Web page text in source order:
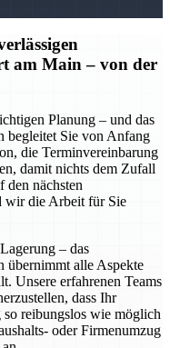
am Main – von der
Planung – und das
begleitet Sie von Anfang
die Terminvereinbarung
damit nichts dem Zufall
den nächsten
wir die Arbeit für Sie
– das
übernimmt alle Aspekte
Unsere erfahrenen Teams
dass Ihr
reibungslos wie möglich
oder Firmenumzug